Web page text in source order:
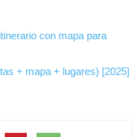
con mapa para
+ mapa + lugares) [2025]